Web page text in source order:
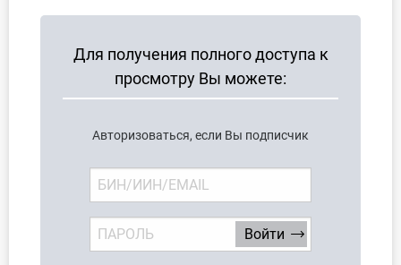
Для получения полного доступа к
просмотру Вы можете:
Авторизоваться, если Вы подписчик